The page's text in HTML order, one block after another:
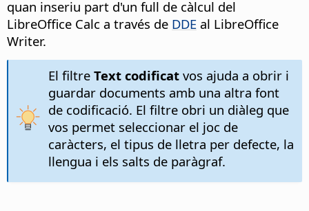
quan inseriu part d'un full de càlcul del
LibreOffice Calc a través de DDE al LibreOffice
Writer.
El filtre Text codificatvos ajuda a obrir i
guardar documents amb una altra font
de codificació. El filtre obri un diàleg que
vos permet seleccionar el joc de
caràcters, el tipus de lletra per defecte, la
llengua i els salts de paràgraf.